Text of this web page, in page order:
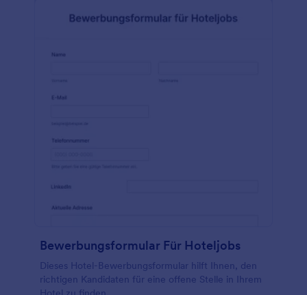
kostenlose mobile App Jotform Mobile Forms noch
benutzerfreundlichen Formulargenerator von
Hintergrundbild und synchronisieren Sie Ihre
Überblick über die Bewerber, indem Sie neue
oder Dokumente sofort auf Speicheranwendungen
diesem kostenlosen Muster-Bewerbungsformular
Papierkram organisieren und den
Bewerbungsprozess für zufriedene Mitarbeiter und
Bewerber vereinfachen.
Bewerbungsformular Für Hoteljobs
Dieses Hotel-Bewerbungsformular hilft Ihnen, den
richtigen Kandidaten für eine offene Stelle in Ihrem